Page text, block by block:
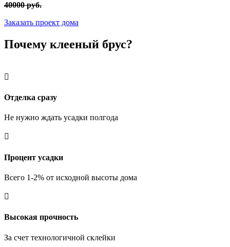
40000 руб.
Заказать проект дома
Почему клееный брус?

Отделка сразу
Не нужно ждать усадки полгода

Процент усадки
Всего 1-2% от исходной высоты дома

Высокая прочность
За счет технологичной склейки